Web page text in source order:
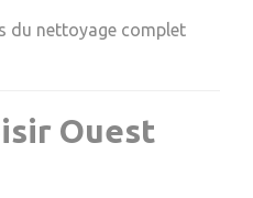
du nettoyage complet
Ouest